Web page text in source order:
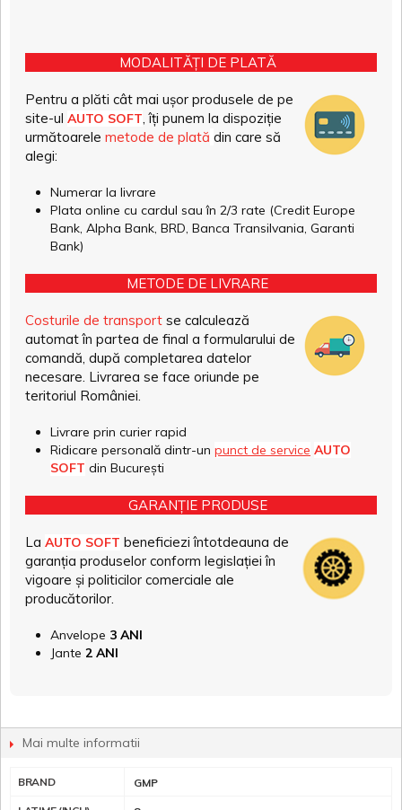
MODALITĂȚI DE PLATĂ
Pentru a plăti cât mai ușor produsele de pe
site-ul AUTO SOFT, îți punem la dispoziție
următoarele metode de plată din care să
alegi:
Numerar la livrare
Plata online cu cardul sau în 2/3 rate (Credit Europe
Bank, Alpha Bank, BRD, Banca Transilvania, Garanti
Bank)
METODE DE LIVRARE
Costurile de transport se calculează
automat în partea de final a formularului de
comandă, după completarea datelor
necesare. Livrarea se face oriunde pe
teritoriul României.
Livrare prin curier rapid
Ridicare personală dintr-un punct de service AUTO
SOFT din București
GARANȚIE PRODUSE
La AUTO SOFT beneficiezi întotdeauna de
garanția produselor conform legislației în
vigoare și politicilor comerciale ale
producătorilor.
Anvelope 3 ANI
Jante 2 ANI
Mai multe informatii
BRAND GMP